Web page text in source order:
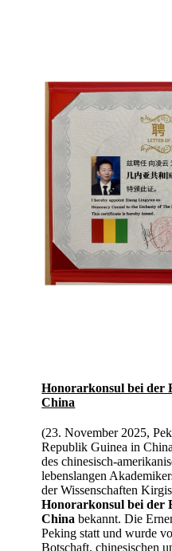
Honorarkonsul bei der
China
(23. November 2025,
Republik Guinea in
des chinesisch-
lebenslangen
der Wissenschaften
Honorarkonsul bei der
China bekannt. Die
Peking statt und wurde
Botschaft, chinesischen